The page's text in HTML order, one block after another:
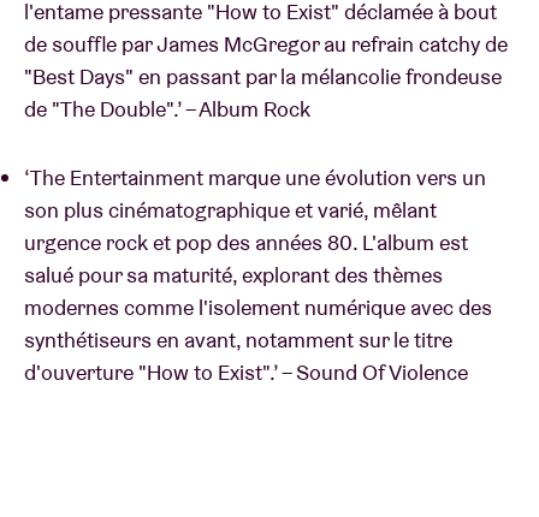
l'entame pressante "How to Exist" déclamée à bout
de souffle par James McGregor au refrain catchy de
"Best Days" en passant par la mélancolie frondeuse
de "The Double".’ – Album Rock
‘The Entertainment marque une évolution vers un
son plus cinématographique et varié, mêlant
urgence rock et pop des années 80. L'album est
salué pour sa maturité, explorant des thèmes
modernes comme l'isolement numérique avec des
synthétiseurs en avant, notamment sur le titre
d'ouverture "How to Exist".’ – Sound Of Violence